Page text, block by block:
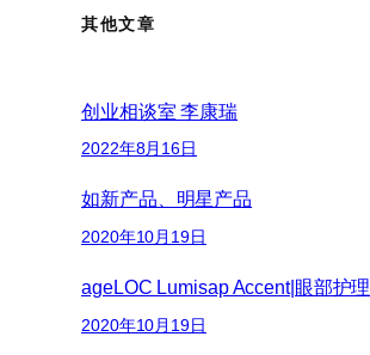
其他文章
创业相谈室 李康瑞
2022年8月16日
如新产品、明星产品
2020年10月19日
ageLOC Lumisap Accent|眼部护理
2020年10月19日